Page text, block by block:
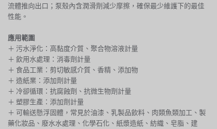
NIPCON
TROCHOID
國產
EGO
KATO
LECIP
流體推向出口；泵殼內含潤滑劑減少摩擦，確保最少維護下的最佳
性能。
應用範圍
＋ 污水淨化：高黏度介質、聚合物溶液計量
＋ 飲用水處理：消毒劑計量
＋ 食品工業：剪切敏感介質、香精、添加物
＋ 造紙業：添加劑計量
＋ 冷卻循環：抗腐蝕劑、抗微生物劑計量
＋ 塑膠生產：添加劑計量
＋ 可輸送懸浮固體，常見於油漆、乳製品飲料、肉類魚類加工、製
藥化妝品、廢水水處理、化學石化、紙漿造紙、紡織、皂脂、建